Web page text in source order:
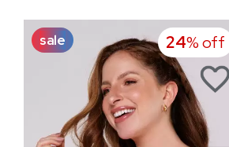
sale 24% off